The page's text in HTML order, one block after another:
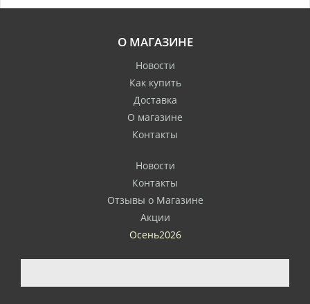
О МАГАЗИНЕ
Новости
Как купить
Доставка
О магазине
Контакты
Новости
Контакты
Отзывы о Магазине
Акции
Осень2026